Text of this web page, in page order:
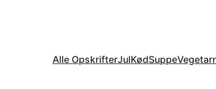
Alle OpskrifterJulKødSuppe